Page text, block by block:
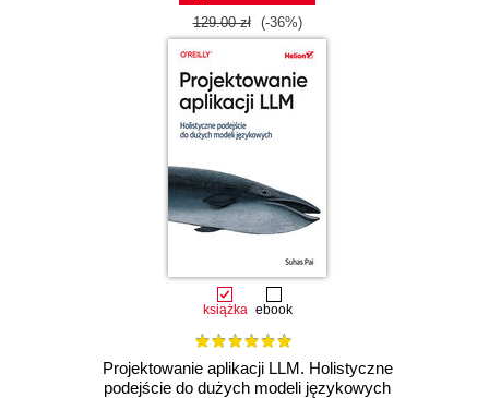
129.00 zł (-36%)
książka ebook
Projektowanie aplikacji LLM. Holistyczne
podejście do dużych modeli językowych